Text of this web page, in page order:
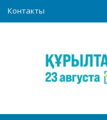
Контакты